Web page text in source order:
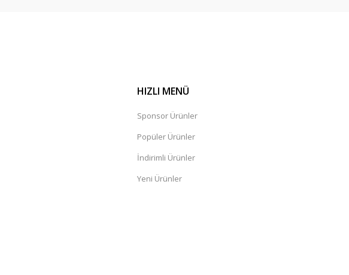
HIZLI MENÜ
Sponsor Ürünler
Popüler Ürünler
İndirimli Ürünler
Yeni Ürünler